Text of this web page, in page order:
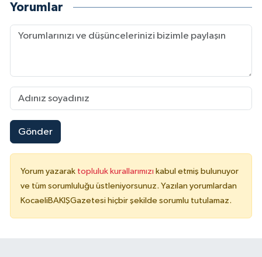
Yorumlar
Gönder
Yorum yazarak topluluk kurallarımızı kabul etmiş bulunuyor
ve tüm sorumluluğu üstleniyorsunuz. Yazılan yorumlardan
KocaeliBAKIŞGazetesi hiçbir şekilde sorumlu tutulamaz.